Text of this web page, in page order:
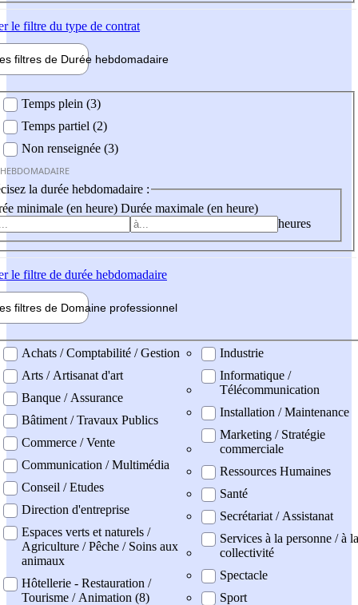
le filtre du type de contrat
filtres de Durée hebdomadaire
Temps plein (3)
Temps partiel (2)
Non renseignée (3)
la durée hebdomadaire :
minimale (en heure) Durée maximale (en heure)
heures
le filtre de durée hebdomadaire
filtres de Domaine professionnel
professionel
Achats / Comptabilité / Gestion
Arts / Artisanat d'art
Banque / Assurance
Bâtiment / Travaux Publics
Commerce / Vente
Communication / Multimédia
Conseil / Etudes
Direction d'entreprise
Espaces verts et naturels /
Agriculture / Pêche / Soins aux
animaux
Hôtellerie - Restauration /
Tourisme / Animation (8)
Industrie
Informatique /
Télécommunication
Installation / Maintenance
Marketing / Stratégie
commerciale
Ressources Humaines
Santé
Secrétariat / Assistanat
Services à la personne / à la
collectivité
Spectacle
Sport